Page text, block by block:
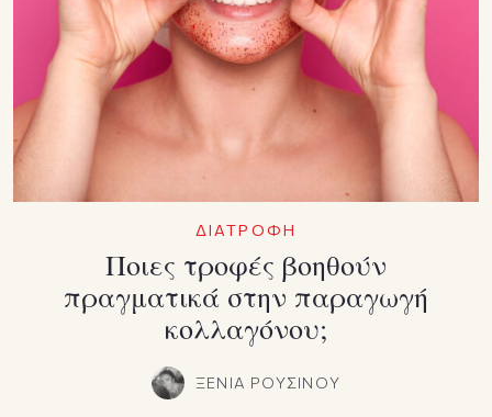
ΔΙΑΤΡΟΦΗ
Ποιες τροφές βοηθούν
πραγματικά στην παραγωγή
κολλαγόνου;
ΞΕΝΙΑ ΡΟΥΣΙΝΟΥ